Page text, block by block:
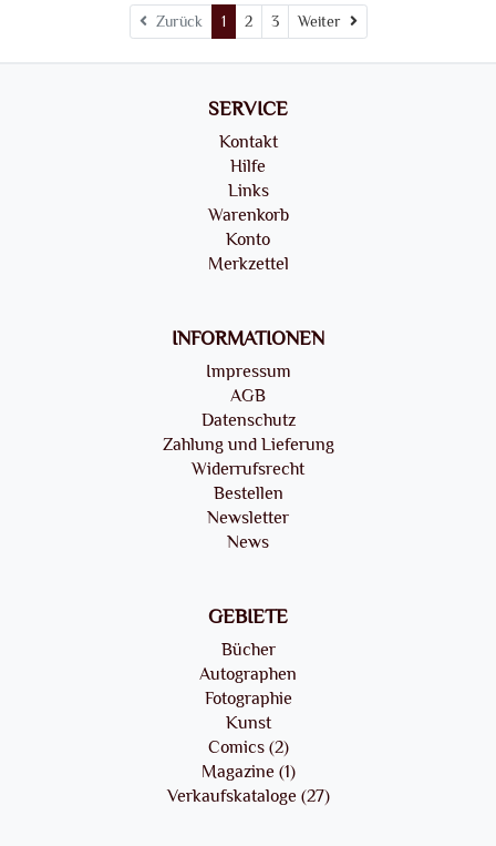
Zurück 1 2 3 Weiter Weiter
SERVICE
Kontakt
Hilfe
Links
Warenkorb
Konto
Merkzettel
INFORMATIONEN
Impressum
AGB
Datenschutz
Zahlung und Lieferung
Widerrufsrecht
Bestellen
Newsletter
News
GEBIETE
Bücher
Autographen
Fotographie
Kunst
Comics (2)
Magazine (1)
Verkaufskataloge (27)